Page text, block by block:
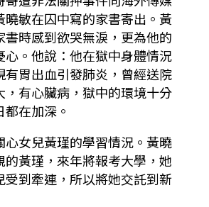
敏在囚中寫的家書寄出。黃
時感到欲哭無淚，更為他的
心。他說：他在獄中身體情況
有胃出血引發肺炎，曾經送院
，有心臟病，獄中的環境十分
在加深。
心女兒黃瑾的學習情況。黃曉
黃瑾，來年將報考大學，她
受到牽連，所以將她交託到新